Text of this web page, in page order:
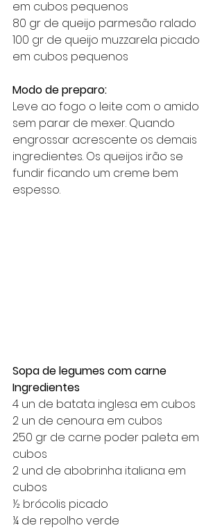
em cubos pequenos
80 gr de queijo parmesão ralado
100 gr de queijo muzzarela picado
em cubos pequenos
Modo de preparo:
Leve ao fogo o leite com o amido
sem parar de mexer. Quando
engrossar acrescente os demais
ingredientes. Os queijos irão se
fundir ficando um creme bem
espesso.
Sopa de legumes com carne
Ingredientes
4 un de batata inglesa em cubos
2 un de cenoura em cubos
250 gr de carne poder paleta em
cubos
2 und de abobrinha italiana em
cubos
½ brócolis picado
¼ de repolho verde